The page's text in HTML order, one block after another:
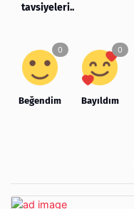
tavsiyeleri..
Beğendim Bayıldım